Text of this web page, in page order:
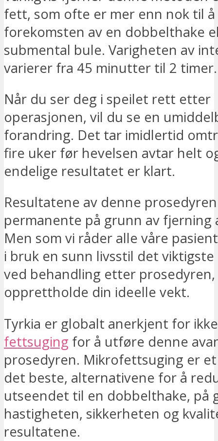
fett, som ofte er mer enn nok til
forekomsten av en dobbelthake
submental bule. Varigheten av
varierer fra 45 minutter til 2 timer.
Når du ser deg i speilet rett etter
operasjonen, vil du se en
forandring. Det tar imidlertid
fire uker før hevelsen avtar helt
endelige resultatet er klart.
Resultatene av denne
permanente på grunn av fjerning
Men som vi råder alle våre
i bruk en sunn livsstil det
ved behandling etter prosedyren,
opprettholde din ideelle vekt.
Tyrkia er globalt anerkjent for
fettsuging for å utføre denne
prosedyren. Mikrofettsuging er et
det beste, alternativene for å
utseendet til en dobbelthake, på
hastigheten, sikkerheten og
resultatene.